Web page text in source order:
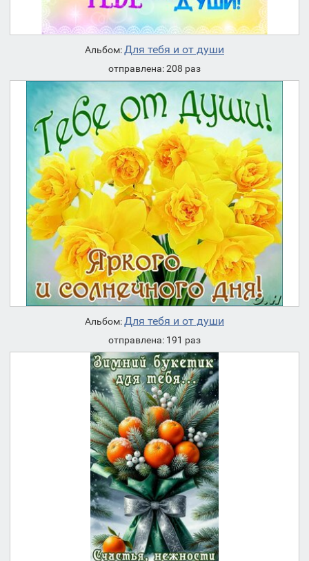
Альбом:Для тебя и от души
отправлена: 208 раз
Альбом:Для тебя и от души
отправлена: 191 раз